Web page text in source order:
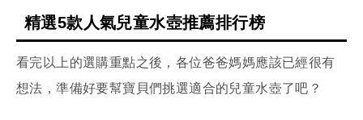
精選5款人氣兒童水壺推薦排行榜
看完以上的選購重點之後，各位爸爸媽媽應該已經很有
想法，準備好要幫寶貝們挑選適合的兒童水壺了吧？